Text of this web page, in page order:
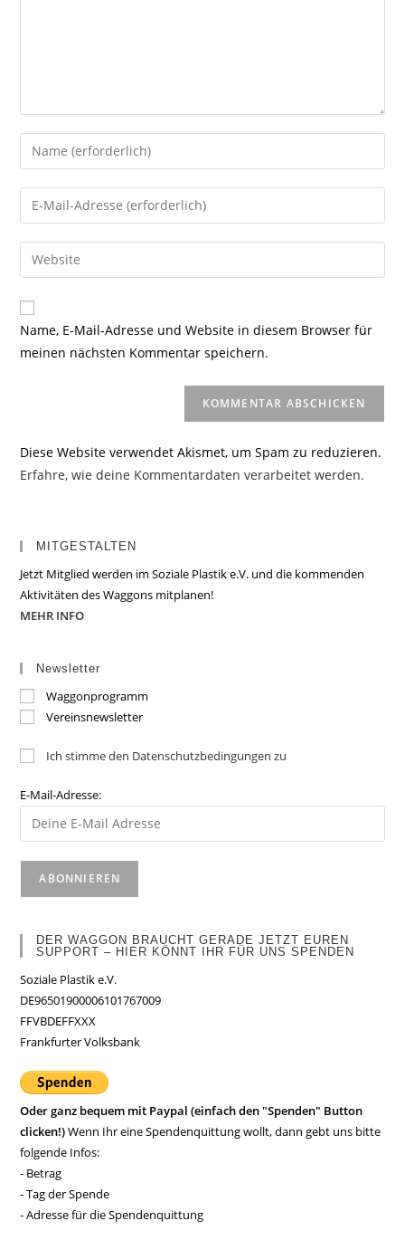
Gib
deinen
Namen
oder
zum
Kommentieren
ein
Gib
deine
E-
Mail-
zum
Kommentieren
ein
Gib
deine
Website-
URL
Name, E-Mail-Adresse und Website in diesem Browser für
meinen nächsten Kommentar speichern.
Diese Website verwendet Akismet, um Spam zu reduzieren.
Erfahre, wie deine Kommentardaten verarbeitet werden.
MITGESTALTEN
Jetzt Mitglied werden im Soziale Plastik e.V. und die kommenden
Aktivitäten des Waggons mitplanen!
MEHR INFO
Newsletter
Waggonprogramm
Vereinsnewsletter
Ich stimme den Datenschutzbedingungen zu
E-Mail-Adresse:
DER WAGGON BRAUCHT GERADE JETZT EUREN
SUPPORT – HIER KÖNNT IHR FÜR UNS SPENDEN
Soziale Plastik e.V.
DE96501900006101767009
FFVBDEFFXXX
Frankfurter Volksbank
Oder ganz bequem mit Paypal (einfach den "Spenden" Button
clicken!)Wenn Ihr eine Spendenquittung wollt, dann gebt uns bitte
folgende Infos:
- Betrag
- Tag der Spende
- Adresse für die Spendenquittung